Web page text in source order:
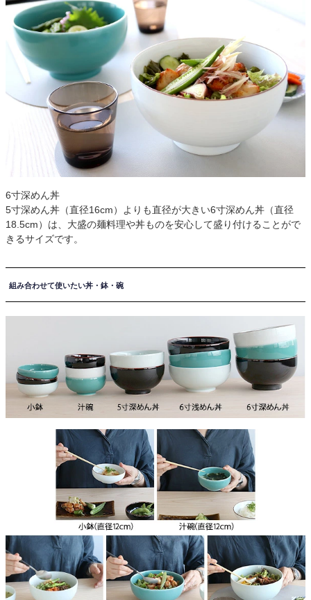
6寸深めん丼
5寸深めん丼（直径16cm）よりも直径が大きい6寸深めん丼（直径
18.5cm）は、大盛の麺料理や丼ものを安心して盛り付けることがで
きるサイズです。
組み合わせて使いたい丼・鉢・碗